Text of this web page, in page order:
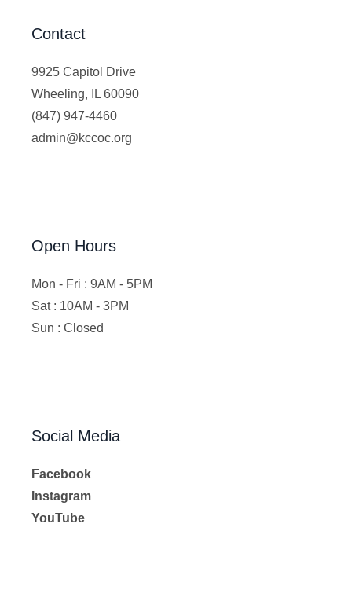
Contact
9925 Capitol Drive
Wheeling, IL 60090
(847) 947-4460
admin@kccoc.org
Open Hours
Mon - Fri : 9AM - 5PM
Sat : 10AM - 3PM
Sun : Closed
Social Media
Facebook
Instagram
YouTube